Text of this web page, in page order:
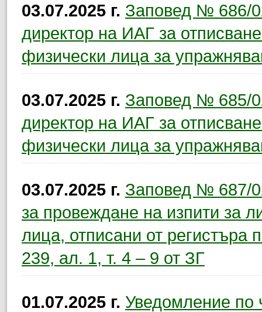
03.07.2025 г. Заповед № 686/
директор на ИАГ за
физически лица за
03.07.2025 г. Заповед № 685/
директор на ИАГ за
физически лица за
03.07.2025 г. Заповед № 687/
за провеждане на изпити за
лица, отписани от регистъра
239, ал. 1, т. 4 – 9 от ЗГ
01.07.2025 г. Уведомление по